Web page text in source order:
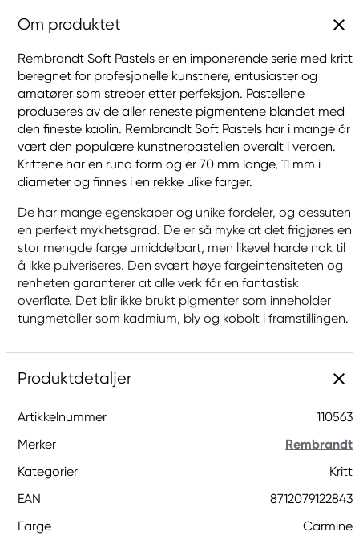
Om produktet
Rembrandt Soft Pastels er en imponerende serie med kritt
beregnet for profesjonelle kunstnere, entusiaster og
amatører som streber etter perfeksjon. Pastellene
produseres av de aller reneste pigmentene blandet med
den fineste kaolin. Rembrandt Soft Pastels har i mange år
vært den populære kunstnerpastellen overalt i verden.
Krittene har en rund form og er 70 mm lange, 11 mm i
diameter og finnes i en rekke ulike farger.
De har mange egenskaper og unike fordeler, og dessuten
en perfekt mykhetsgrad. De er så myke at det frigjøres en
stor mengde farge umiddelbart, men likevel harde nok til
å ikke pulveriseres. Den svært høye fargeintensiteten og
renheten garanterer at alle verk får en fantastisk
overflate. Det blir ikke brukt pigmenter som inneholder
tungmetaller som kadmium, bly og kobolt i framstillingen.
Produktdetaljer
Artikkelnummer
110563
Merker
Rembrandt
Kategorier
Kritt
EAN
8712079122843
Farge
Carmine